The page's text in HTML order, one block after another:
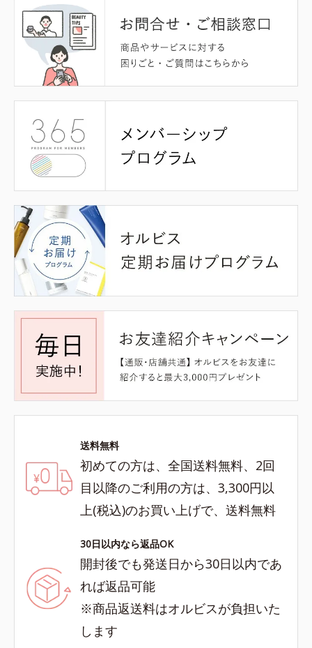
送料無料
初めての方は、全国送料無料、2回
目以降のご利用の方は、3,300円以
上(税込)のお買い上げで、送料無料
30日以内なら返品OK
開封後でも発送日から30日以内であ
れば返品可能
※商品返送料はオルビスが負担いた
します